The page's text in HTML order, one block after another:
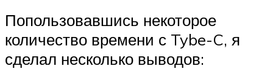
Попользовавшись некоторое
количество времени с Tybe-C, я
сделал несколько выводов: